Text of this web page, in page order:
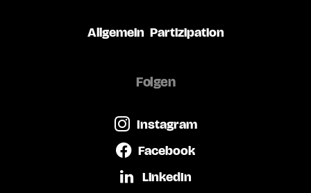
Allgemein Partizipation
Folgen
Instagram
Facebook
LinkedIn